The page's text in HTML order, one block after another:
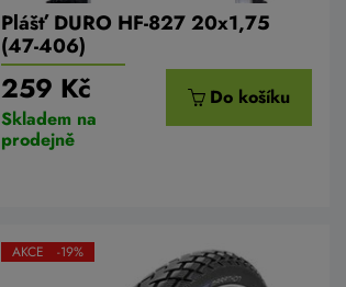
Plášť DURO HF-827 20x1,75
(47-406)
259 Kč
Skladem na
prodejně
Do košíku
AKCE -19%